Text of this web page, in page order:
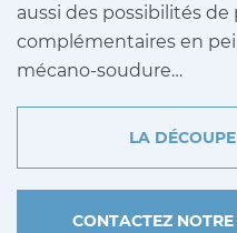
aussi des possibilités
complémentaires en
mécano-soudure…
LA
CONTACTEZ